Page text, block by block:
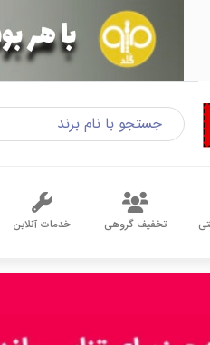
تخفیف گروهی خدمات آنلاین